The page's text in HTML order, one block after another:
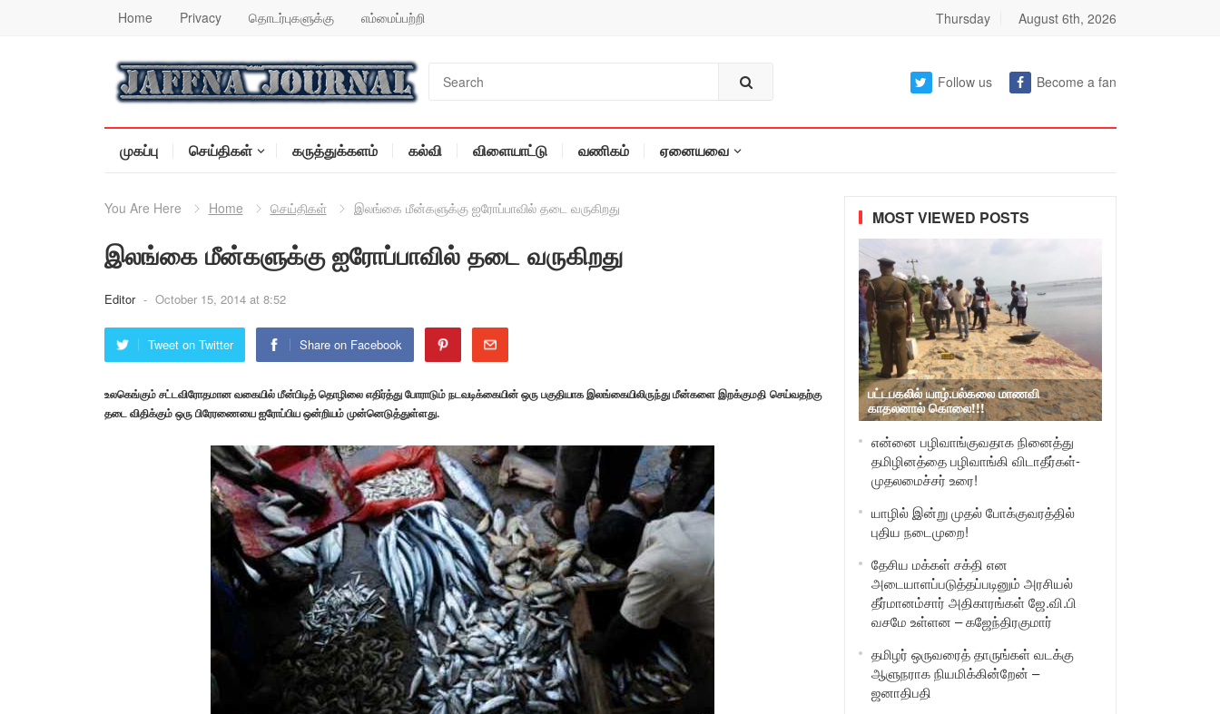
Home Privacy தொடர்புகளுக்கு எம்மைப்பற்றி Thursday August 6th, 2026
Follow us Become a fan
முகப்பு செய்திகள் கருத்துக்களம் கல்வி விளையாட்டு வணிகம் ஏனையவை
You Are Here Home செய்திகள் இலங்கை மீன்களுக்கு ஐரோப்பாவில் தடை வருகிறது
இலங்கை மீன்களுக்கு ஐரோப்பாவில் தடை வருகிறது
Editor - October 15, 2014 at 8:52
Tweet on Twitter Share on Facebook
உலகெங்கும் சட்டவிரோதமான வகையில் மீன்பிடித் தொழிலை எதிர்த்து போராடும் நடவடிக்கையின் ஒரு பகுதியாக இலங்கையிலிருந்து மீன்களை இறக்குமதி செய்வதற்கு
தடை விதிக்கும் ஒரு பிரேரணையை ஐரோப்பிய ஒன்றியம் முன்னெடுத்துள்ளது.
MOST VIEWED POSTS
பட்டபகலில் யாழ்.பல்கலை மாணவி
காதலனால் கொலை!!!
என்னை பழிவாங்குவதாக நினைத்து
தமிழினத்தை பழிவாங்கி விடாதீர்கள்-
முதலமைச்சர் உரை!
யாழில் இன்று முதல் போக்குவரத்தில்
புதிய நடைமுறை!
தேசிய மக்கள் சக்தி என
அடையாளப்படுத்தப்படினும் அரசியல்
தீர்மானம்சார் அதிகாரங்கள் ஜே.வி.பி
வசமே உள்ளன – கஜேந்திரகுமார்
தமிழர் ஒருவரைத் தாருங்கள் வடக்கு
ஆளுநராக நியமிக்கின்றேன் –
ஜனாதிபதி